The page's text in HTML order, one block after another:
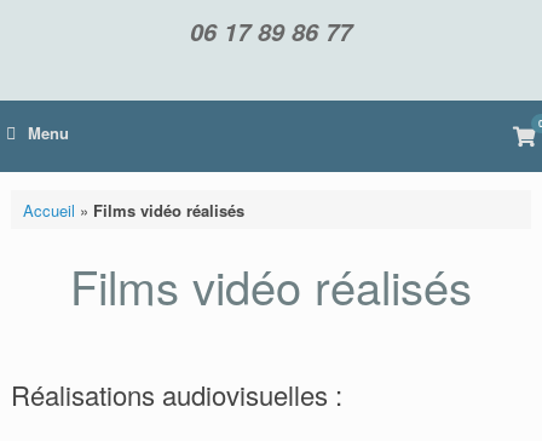
06 17 89 86 77
Menu 0
Accueil » Films vidéo réalisés
Films vidéo réalisés
Réalisations audiovisuelles :